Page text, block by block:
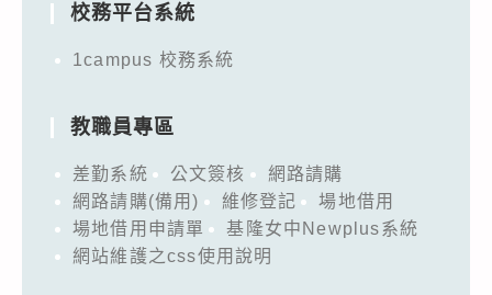
校務平台系統
1campus 校務系統
教職員專區
差勤系統 公文簽核
網路請購
網路請購(備用)
維修登記
場地借用
場地借用申請單
基隆女中Newplus系統
網站維護之css使用說明